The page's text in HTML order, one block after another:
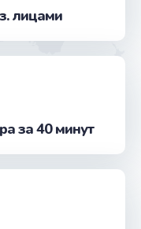
лицами
за 40 минут